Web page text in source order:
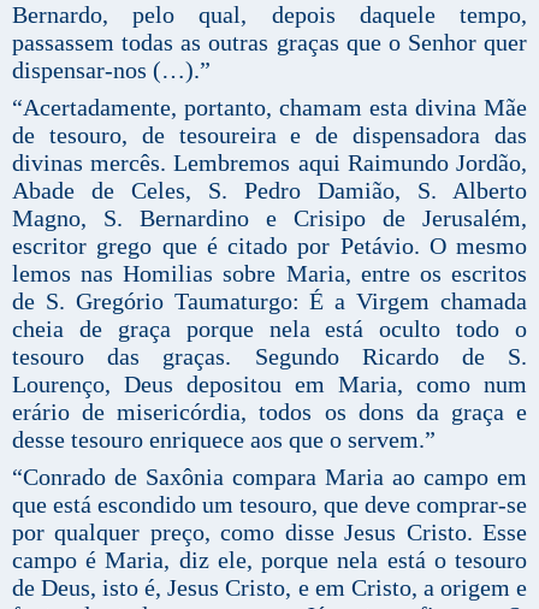
Bernardo, pelo qual, depois daquele tempo,
passassem todas as outras graças que o Senhor quer
dispensar-nos (…).”
“Acertadamente, portanto, chamam esta divina Mãe
de tesouro, de tesoureira e de dispensadora das
divinas mercês. Lembremos aqui Raimundo Jordão,
Abade de Celes, S. Pedro Damião, S. Alberto
Magno, S. Bernardino e Crisipo de Jerusalém,
escritor grego que é citado por Petávio. O mesmo
lemos nas Homilias sobre Maria, entre os escritos
de S. Gregório Taumaturgo: É a Virgem chamada
cheia de graça porque nela está oculto todo o
tesouro das graças. Segundo Ricardo de S.
Lourenço, Deus depositou em Maria, como num
erário de misericórdia, todos os dons da graça e
desse tesouro enriquece aos que o servem.”
“Conrado de Saxônia compara Maria ao campo em
que está escondido um tesouro, que deve comprar-se
por qualquer preço, como disse Jesus Cristo. Esse
campo é Maria, diz ele, porque nela está o tesouro
de Deus, isto é, Jesus Cristo, e em Cristo, a origem e